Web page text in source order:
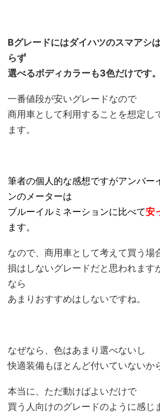
Bグレードにはダイハツのスマアシ
らず
選べるボディカラーも3色だけです。
一番値段が安いグレードなので
商用車として利用することを想定し
ます。
筆者の個人的な感想ですがアンバー
ンのメーターは
ブルーイルミネーションに比べて安
ます。
なので、商用車として考えて買う場
損はしないグレードだと思われます
なら
あまりおすすめはしないですね。
なぜなら、色はあまり選べないし
快適装備もほとんど付いていないか
本当に、ただ動けばよいだけで
買う人向けのグレードのように感じ